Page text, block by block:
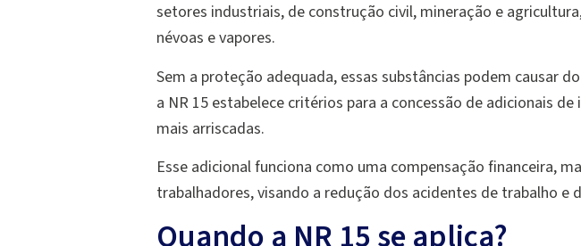
setores industriais, de construção civil, mineração e
névoas e vapores.
Sem a proteção adequada, essas substâncias podem causar
a NR 15 estabelece critérios para a concessão de adicionais
mais arriscadas.
Esse adicional funciona como uma compensação financeira,
trabalhadores, visando a redução dos acidentes de trabalho